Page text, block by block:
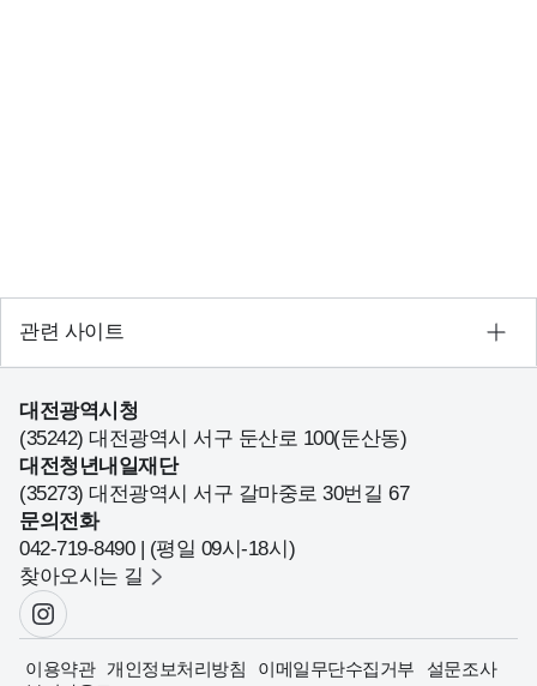
관련 사이트
대전광역시청
(35242) 대전광역시 서구 둔산로 100(둔산동)
대전청년내일재단
(35273) 대전광역시 서구 갈마중로 30번길 67
문의전화
042-719-8490 | (평일 09시-18시)
찾아오시는 길
이용약관 개인정보처리방침 이메일무단수집거부
설문조사